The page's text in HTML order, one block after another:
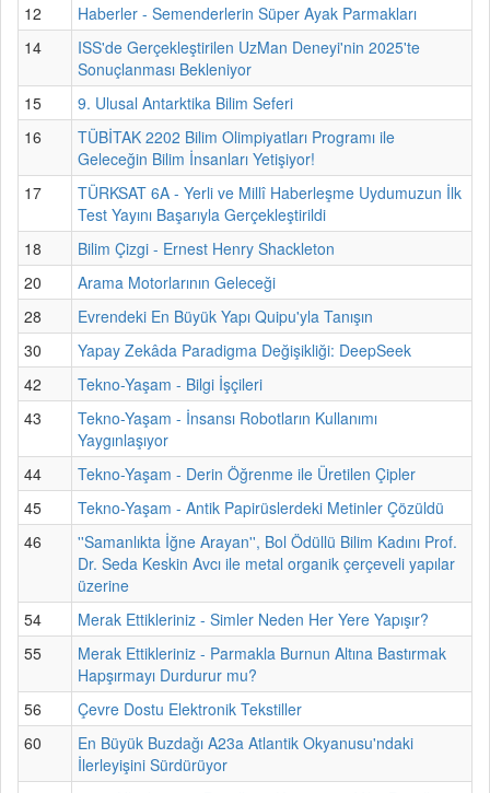
12
Haberler - Semenderlerin Süper Ayak Parmakları
14
ISS'de Gerçekleştirilen UzMan Deneyi'nin 2025'te
Sonuçlanması Bekleniyor
15
9. Ulusal Antarktika Bilim Seferi
16
TÜBİTAK 2202 Bilim Olimpiyatları Programı ile
Geleceğin Bilim İnsanları Yetişiyor!
17
TÜRKSAT 6A - Yerli ve Millî Haberleşme Uydumuzun İlk
Test Yayını Başarıyla Gerçekleştirildi
18
Bilim Çizgi - Ernest Henry Shackleton
20
Arama Motorlarının Geleceği
28
Evrendeki En Büyük Yapı Quipu'yla Tanışın
30
Yapay Zekâda Paradigma Değişikliği: DeepSeek
42
Tekno-Yaşam - Bilgi İşçileri
43
Tekno-Yaşam - İnsansı Robotların Kullanımı
Yaygınlaşıyor
44
Tekno-Yaşam - Derin Öğrenme ile Üretilen Çipler
45
Tekno-Yaşam - Antik Papirüslerdeki Metinler Çözüldü
46
''Samanlıkta İğne Arayan'', Bol Ödüllü Bilim Kadını Prof.
Dr. Seda Keskin Avcı ile metal organik çerçeveli yapılar
üzerine
54
Merak Ettikleriniz - Simler Neden Her Yere Yapışır?
55
Merak Ettikleriniz - Parmakla Burnun Altına Bastırmak
Hapşırmayı Durdurur mu?
56
Çevre Dostu Elektronik Tekstiller
60
En Büyük Buzdağı A23a Atlantik Okyanusu'ndaki
İlerleyişini Sürdürüyor